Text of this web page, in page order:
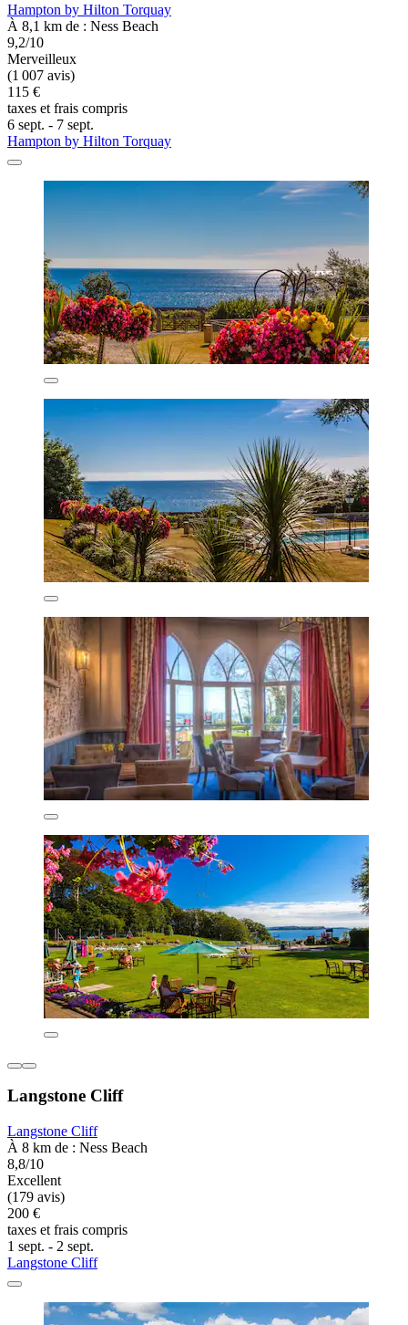
Hampton by Hilton Torquay
À 8,1 km de : Ness Beach
9,2/10
Merveilleux
(1 007 avis)
115 €
taxes et frais compris
6 sept. - 7 sept.
Hampton by Hilton Torquay
Langstone Cliff
Langstone Cliff
À 8 km de : Ness Beach
8,8/10
Excellent
(179 avis)
200 €
taxes et frais compris
1 sept. - 2 sept.
Langstone Cliff